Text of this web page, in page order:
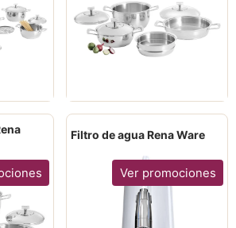
Filtro de agua Rena Ware
Ver promociones